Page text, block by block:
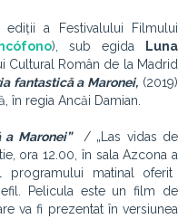
a Festivalului Filmului
), sub egida
Luna
Cultural Român de la Madrid
fantastică a Maronei, (2019)
regia Ancăi Damian.
Maronei”/ „Las vidas de
ora 12.00, în sala Azcona a
programului matinal oferit
Pelicula este un film de
va fi prezentat în versiunea